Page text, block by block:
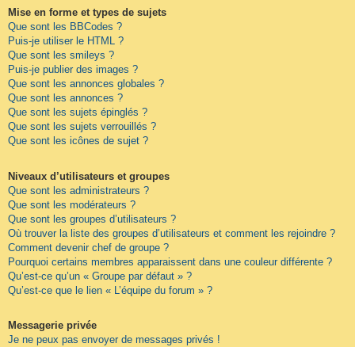
Mise en forme et types de sujets
Que sont les BBCodes ?
Puis-je utiliser le HTML ?
Que sont les smileys ?
Puis-je publier des images ?
Que sont les annonces globales ?
Que sont les annonces ?
Que sont les sujets épinglés ?
Que sont les sujets verrouillés ?
Que sont les icônes de sujet ?
Niveaux d’utilisateurs et groupes
Que sont les administrateurs ?
Que sont les modérateurs ?
Que sont les groupes d’utilisateurs ?
Où trouver la liste des groupes d’utilisateurs et comment les rejoindre ?
Comment devenir chef de groupe ?
Pourquoi certains membres apparaissent dans une couleur différente ?
Qu’est-ce qu’un « Groupe par défaut » ?
Qu’est-ce que le lien « L’équipe du forum » ?
Messagerie privée
Je ne peux pas envoyer de messages privés !